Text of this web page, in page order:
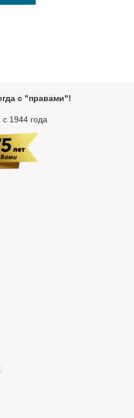
с "правами"!
1944 года